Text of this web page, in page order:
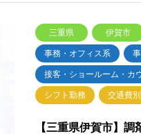
三重県 伊賀市
事務・オフィス系
接客・ショールーム・カ
シフト勤務 交通費
【三重県伊賀市】